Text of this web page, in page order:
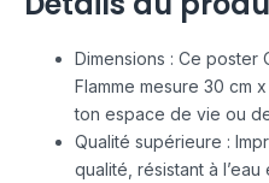
Dimensions : Ce poster
Flamme mesure 30 cm
ton espace de vie ou
Qualité supérieure :
qualité, résistant à